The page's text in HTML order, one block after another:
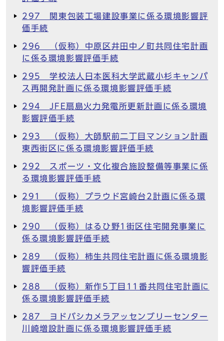
297 関東包装工場建設事業に係る環境影響評
価手続
296 （仮称）中原区井田中ノ町共同住宅計画
に係る環境影響評価手続
295 学校法人日本医科大学武蔵小杉キャンパ
ス再開発計画に係る環境影響評価手続
294 JFE扇島火力発電所更新計画に係る環境
影響評価手続
293 （仮称）大師駅前二丁目マンション計画
東西街区に係る環境影響評価手続
292 スポーツ・文化複合施設整備等事業に係
る環境影響評価手続
291 （仮称）プラウド宮崎台2計画に係る環
境影響評価手続
290 （仮称）はるひ野1街区住宅開発事業に
係る環境影響評価手続
289 （仮称）柿生共同住宅計画に係る環境影
響評価手続
288 （仮称）新作5丁目11番共同住宅計画に
係る環境影響評価手続
287 ヨドバシカメラアッセンブリーセンター
川崎増設計画に係る環境影響評価手続